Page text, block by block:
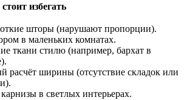
избегать
шторы (нарушают пропорции).
в маленьких комнатах.
ткани стилю (например, бархат в
расчёт ширины (отсутствие складок или
в светлых интерьерах.